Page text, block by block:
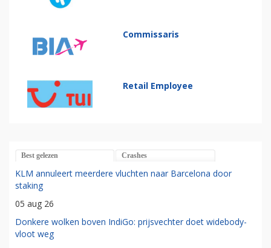
Commissaris
Retail Employee
Best gelezen Crashes
KLM annuleert meerdere vluchten naar Barcelona door
staking
05 aug 26
Donkere wolken boven IndiGo: prijsvechter doet widebody-
vloot weg